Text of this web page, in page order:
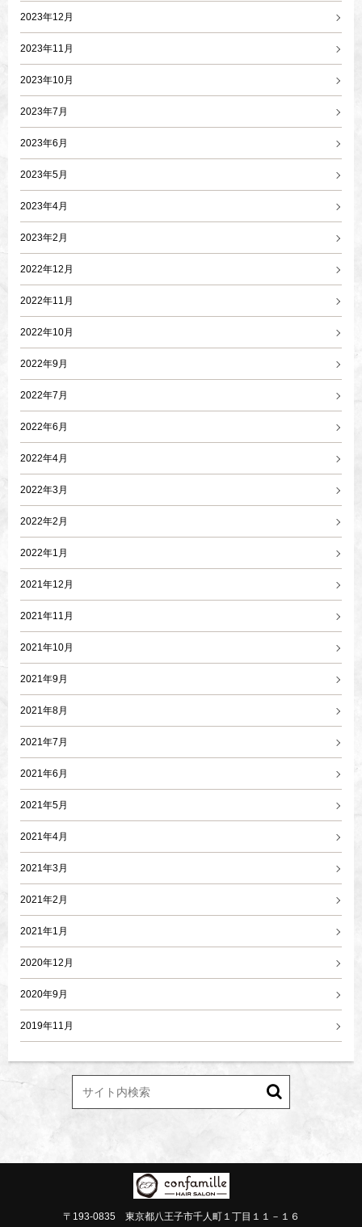
2023年12月
2023年11月
2023年10月
2023年7月
2023年6月
2023年5月
2023年4月
2023年2月
2022年12月
2022年11月
2022年10月
2022年9月
2022年7月
2022年6月
2022年4月
2022年3月
2022年2月
2022年1月
2021年12月
2021年11月
2021年10月
2021年9月
2021年8月
2021年7月
2021年6月
2021年5月
2021年4月
2021年3月
2021年2月
2021年1月
2020年12月
2020年9月
2019年11月
〒193-0835 東京都八王子市千人町１丁目１１－１６